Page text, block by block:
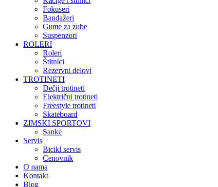
Fokuseri
Bandažeri
Gume za zube
Suspenzori
ROLERI
Roleri
Štitnici
Rezervni delovi
TROTINETI
Dečji trotineti
Električni trotineti
Freestyle trotineti
Skateboard
ZIMSKI SPORTOVI
Sanke
Servis
Bicikl servis
Cenovnik
O nama
Kontakt
Blog